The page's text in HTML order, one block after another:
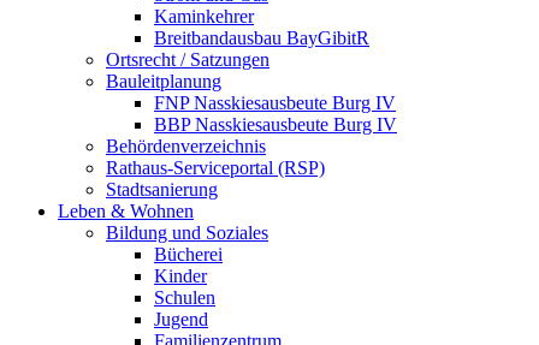
Kaminkehrer
Breitbandausbau BayGibitR
Ortsrecht / Satzungen
Bauleitplanung
FNP Nasskiesausbeute Burg IV
BBP Nasskiesausbeute Burg IV
Behördenverzeichnis
Rathaus-Serviceportal (RSP)
Stadtsanierung
Leben & Wohnen
Bildung und Soziales
Bücherei
Kinder
Schulen
Jugend
Familienzentrum